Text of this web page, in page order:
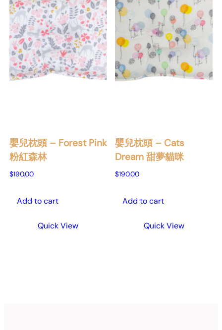
嬰兒枕頭 – Forest Pink
粉紅森林
$190.00
Add to cart
Quick View
嬰兒枕頭 – Cats
Dream 甜夢貓咪
$190.00
Add to cart
Quick View